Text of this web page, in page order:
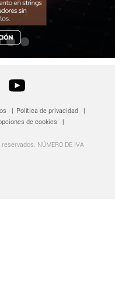
| Política de privacidad
|
de cookies
|
NÚMERO DE IVA